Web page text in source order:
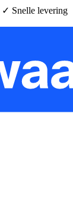
✓ Snelle levering